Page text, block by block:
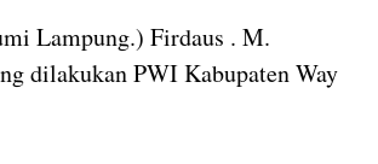
Lampung.) Firdaus . M.
dilakukan PWI Kabupaten Way